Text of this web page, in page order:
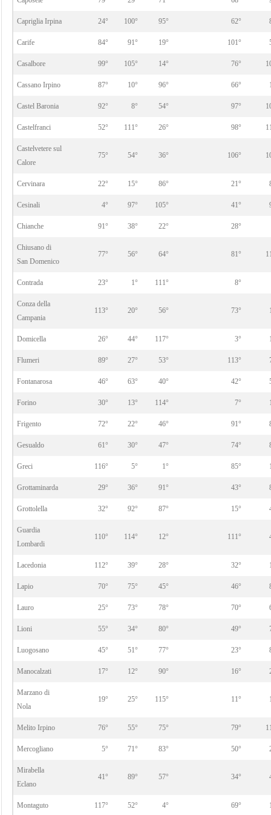
Capriglia Irpina 24° 100° 95° 62°
Carife 84° 91° 19° 101°
Casalbore 99° 105° 14° 76°
Cassano Irpino 87° 10° 96° 66°
Castel Baronia 92° 8° 54° 97°
Castelfranci 52° 111° 26° 98°
Castelvetere sul
Calore
75° 54° 36° 106°
Cervinara 22° 15° 86° 21°
Cesinali 4° 97° 105° 41°
Chianche 91° 38° 22° 28°
Chiusano di
San Domenico
77° 56° 64° 81°
Contrada 23° 1° 111° 8°
Conza della
Campania
113° 20° 56° 73°
Domicella 26° 44° 117° 3°
Flumeri 89° 27° 53° 113°
Fontanarosa 46° 63° 40° 42°
Forino 30° 13° 114° 7°
Frigento 72° 22° 46° 91°
Gesualdo 61° 30° 47° 74°
Greci 116° 5° 1° 85°
Grottaminarda 29° 36° 91° 43°
Grottolella 32° 92° 87° 15°
Guardia
Lombardi
110° 114° 12° 111°
Lacedonia 112° 39° 28° 32°
Lapio 70° 75° 45° 46°
Lauro 25° 73° 78° 70°
Lioni 55° 34° 80° 49°
Luogosano 45° 51° 77° 23°
Manocalzati 17° 12° 90° 16°
Marzano di
Nola
19° 25° 115° 11°
Melito Irpino 76° 55° 75° 79°
Mercogliano 5° 71° 83° 50°
Mirabella
Eclano
41° 89° 57° 34°
Montaguto 117° 52° 4° 69°